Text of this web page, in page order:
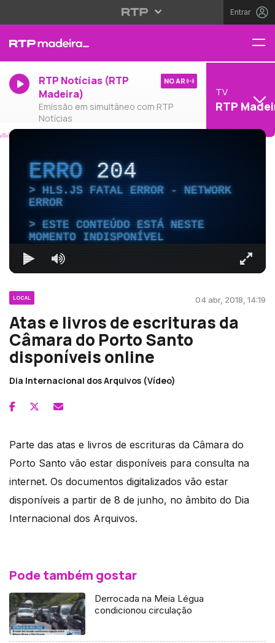
Entrar
RTP Notícias (RTP
Madeira)
Emissão em simultâneo com RTP
Notícias
NO AR
TV
RTP
ERRO204
HLS.JS FATAL ERROR - NETWORK
ERROR
ESTE CONTEÚDO ESTÁ NESTE
MOMENTO INDISPONÍVEL
LOCAL 04 abr, 2018, 14:19
Atas e livros de escrituras da
Câmara do Porto Santo
disponíveis online
Dia Internacional dos Arquivos (Vídeo)
Parte das atas e livros de escrituras da Câmara do
Porto Santo vão estar disponíveis para consulta na
internet. Os documentos digitalizados vão estar
disponíveis a partir de 8 de junho, no âmbito do Dia
Internacional dos Arquivos.
Pode também gostar
Derrocada na Meia Légua
condicionou circulação